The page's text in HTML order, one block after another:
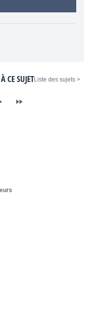
< Liste des sujets
CE SUJET